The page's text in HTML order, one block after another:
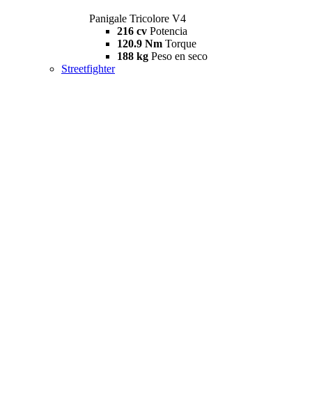
Panigale Tricolore V4
216 cv Potencia
120.9 Nm Torque
188 kg Peso en seco
Streetfighter